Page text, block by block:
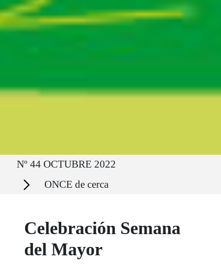
Ruta del sitio
Nº 44 OCTUBRE 2022
Secciones ONCE de cerca
Celebración Semana
del Mayor